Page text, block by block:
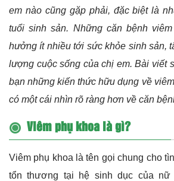
em nào cũng gặp phải, đặc biệt là
tuổi sinh sản. Những căn bệnh
hưởng ít nhiều tới sức khỏe sinh sản,
lượng cuộc sống của chị em. Bài viết
bạn những kiến thức hữu dụng về
có một cái nhìn rõ ràng hơn về căn
Viêm phụ khoa là gì?
Viêm phụ khoa là tên gọi chung cho
tổn thương tại hệ sinh dục của